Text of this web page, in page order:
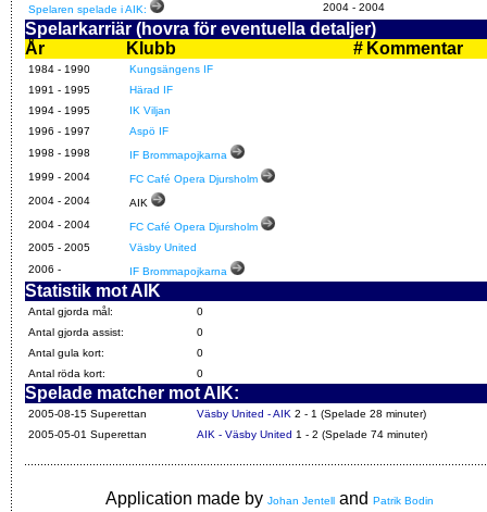
Spelaren spelade i AIK:
2004 - 2004
Spelarkarriär (hovra för eventuella detaljer)
År
Klubb # Kommentar
1984 - 1990
Kungsängens IF
1991 - 1995
Härad IF
1994 - 1995
IK Viljan
1996 - 1997
Aspö IF
1998 - 1998
IF Brommapojkarna
1999 - 2004
FC Café Opera Djursholm
2004 - 2004
AIK
2004 - 2004
FC Café Opera Djursholm
2005 - 2005
Väsby United
2006 -
IF Brommapojkarna
Statistik mot AIK
Antal gjorda mål:
0
Antal gjorda assist:
0
Antal gula kort:
0
Antal röda kort:
0
Spelade matcher mot AIK:
2005-08-15 Superettan Väsby United - AIK 2 - 1 (Spelade 28 minuter)
2005-05-01 Superettan
AIK - Väsby United 1 - 2 (Spelade 74 minuter)
Application made by Johan Jentell and Patrik Bodin